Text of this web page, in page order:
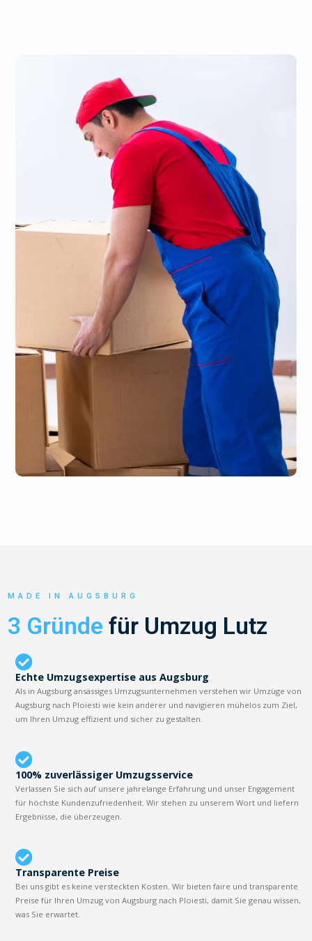
MADE IN AUGSBURG
3 Gründe für Umzug Lutz
Echte Umzugsexpertise aus Augsburg
Als in Augsburg ansässiges Umzugsunternehmen verstehen wir Umzüge von
Augsburg nach Ploiesti wie kein anderer und navigieren mühelos zum Ziel,
um Ihren Umzug effizient und sicher zu gestalten.
100% zuverlässiger Umzugsservice
Verlassen Sie sich auf unsere jahrelange Erfahrung und unser Engagement
für höchste Kundenzufriedenheit. Wir stehen zu unserem Wort und liefern
Ergebnisse, die überzeugen.
Transparente Preise
Bei uns gibt es keine versteckten Kosten. Wir bieten faire und transparente
Preise für Ihren Umzug von Augsburg nach Ploiesti, damit Sie genau wissen,
was Sie erwartet.